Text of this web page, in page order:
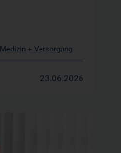
Medizin + Versorgung
23.06.2026